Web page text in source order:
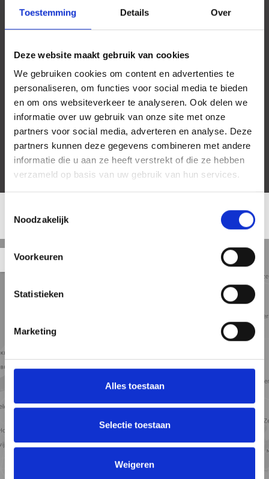
Toestemming Details Over
Deze website maakt gebruik van cookies
We gebruiken cookies om content en advertenties te
personaliseren, om functies voor social media te bieden
en om ons websiteverkeer te analyseren. Ook delen we
informatie over uw gebruik van onze site met onze
partners voor social media, adverteren en analyse. Deze
partners kunnen deze gegevens combineren met andere
informatie die u aan ze heeft verstrekt of die ze hebben
verzameld op basis van uw gebruik van hun services.
Noodzakelijk
Voorkeuren
Statistieken
Marketing
Alles toestaan
Selectie toestaan
Weigeren
LOCATIE
Straat
Kaart
weergave